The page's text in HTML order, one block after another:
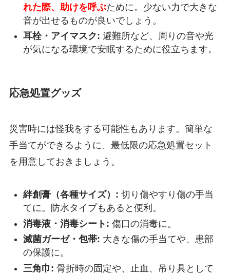
れた際、助けを呼ぶために。少ない力で大きな
音が出せるものが良いでしょう。
耳栓・アイマスク: 避難所など、周りの音や光
が気になる環境で安眠するために役立ちます。
応急処置グッズ
災害時には怪我をする可能性もあります。簡単な
手当てができるように、最低限の応急処置セット
を用意しておきましょう。
絆創膏（各種サイズ）: 切り傷やすり傷の手当
てに。防水タイプもあると便利。
消毒液・消毒シート: 傷口の消毒に。
滅菌ガーゼ・包帯: 大きな傷の手当てや、患部
の保護に。
三角巾: 骨折時の固定や、止血、吊り具として